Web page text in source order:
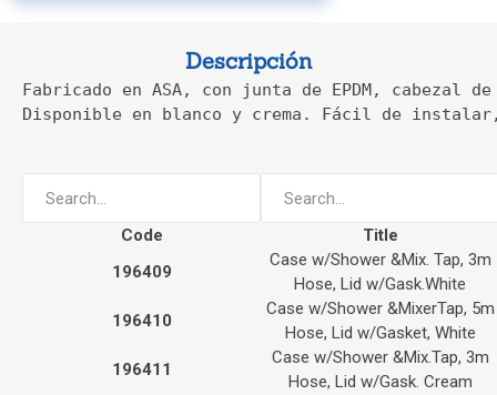
Descripción
Fabricado en ASA, con junta de EPDM, cabezal
Disponible en blanco y crema. Fácil de
Code
Title
196409
Case w/Shower &Mix. Tap, 3m
Hose, Lid w/Gask.White
196410
Case w/Shower &MixerTap, 5m
Hose, Lid w/Gasket, White
196411
Case w/Shower &Mix.Tap, 3m
Hose, Lid w/Gask. Cream